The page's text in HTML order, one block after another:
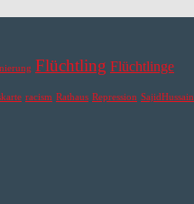
Flüchtling Flüchtlinge
racism Rathaus Repression SajidHussain